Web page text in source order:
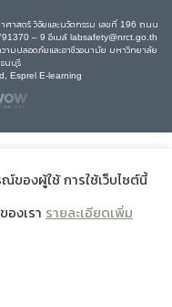
ศาสตร์ วิจัยและนวัตกรรม เลขที่ 196 ถนน
– 9 อีเมล์ labsafety@nrct.go.th
มปลอดภัยและอาชีวอนามัย มหาวิทยาลัย
ธนบุรี
Esprel E-learning
ของผู้ใช้ การใช้เว็บไซต์นี้
องเรา รายละเอียดเพิ่ม